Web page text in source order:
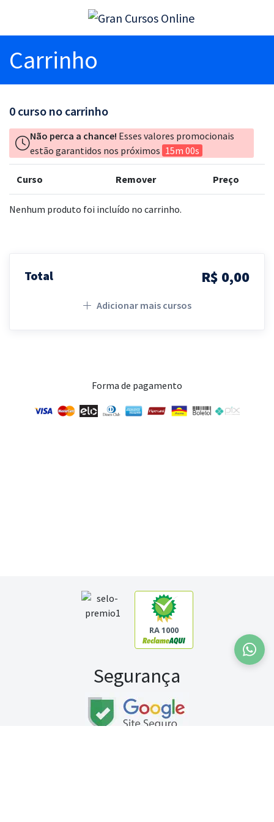
Carrinho
0 curso no carrinho
Não perca a chance! Esses valores promocionais
estão garantidos nos próximos 15m 00s
Curso Remover Preço
Nenhum produto foi incluído no carrinho.
Total R$ 0,00
Adicionar mais cursos
Forma de pagamento
RA 1000
Segurança